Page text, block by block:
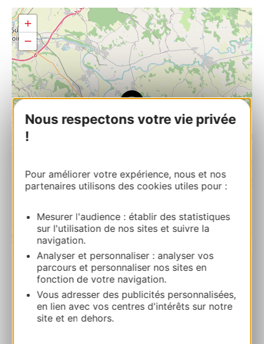
Nous respectons votre vie privée
!
Pour améliorer votre expérience, nous et nos
partenaires utilisons des cookies utiles pour :
Mesurer l'audience : établir des statistiques
sur l'utilisation de nos sites et suivre la
navigation.
Analyser et personnaliser : analyser vos
parcours et personnaliser nos sites en
fonction de votre navigation.
Vous adresser des publicités personnalisées,
en lien avec vos centres d'intérêts sur notre
site et en dehors.
+
−
Musée du Pays de Cocagne
1 bis, rue Jouxaygues LAVAUR
Calcola il tuo percorso